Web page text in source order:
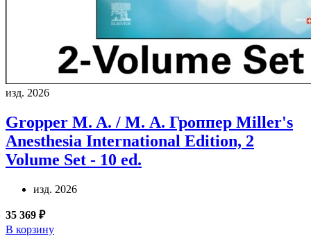
изд. 2026
Gropper M. A. / М. А. Гроппер Miller's
Anesthesia International Edition, 2
Volume Set - 10 ed.
изд. 2026
35 369 ₽
В корзину